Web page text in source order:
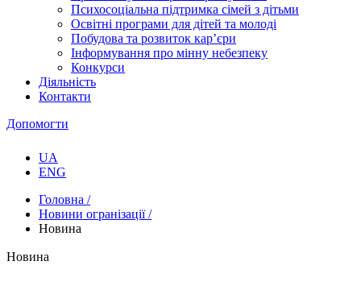
Психосоціальна підтримка сімей з дітьми
Освітні програми для дітей та молоді
Побудова та розвиток кар’єри
Інформування про мінну небезпеку
Конкурси
Діяльність
Контакти
Допомогти
UA
ENG
Головна /
Новини огранізації /
Новина
Новина